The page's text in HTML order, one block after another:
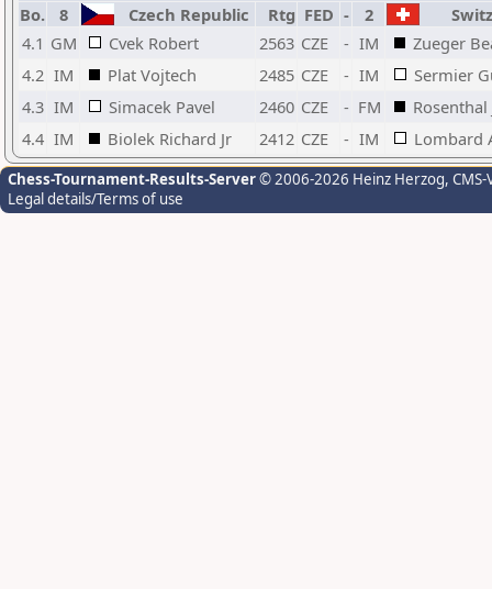
Bo.
8 Czech Republic Rtg FED - 2
4.1 GM Cvek Robert 2563 CZE - IM
Zueger
4.2 IM Plat Vojtech 2485 CZE - IM
Sermier
4.3 IM Simacek Pavel 2460 CZE - FM
4.4 IM Biolek Richard Jr 2412 CZE - IM Lombard
Chess-Tournament-Results-Server© 2006-2026 Heinz Herzog,
Legal details/Terms of use